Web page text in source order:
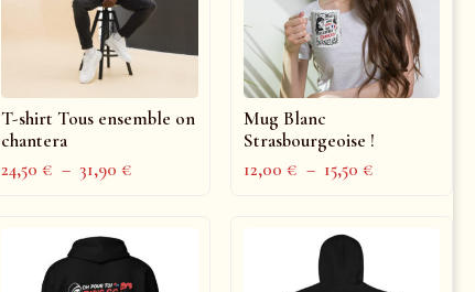
T-shirt Tous ensemble on
chantera
24,50€ – 31,90€
Mug Blanc
Strasbourgeoise !
12,00€ – 15,50€